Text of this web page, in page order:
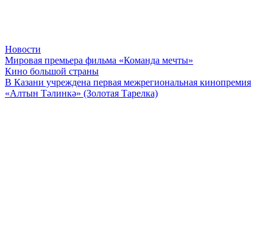
Новости
Мировая премьера фильма «Команда мечты»
Кино большой страны
В Казани учреждена первая межрегиональная кинопремия
«Алтын Тәлинкә» (Золотая Тарелка)